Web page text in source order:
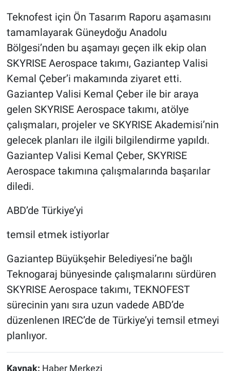
Teknofest için Ön Tasarım Raporu aşamasını
tamamlayarak Güneydoğu Anadolu
Bölgesi’nden bu aşamayı geçen ilk ekip olan
SKYRISE Aerospace takımı, Gaziantep Valisi
Kemal Çeber’i makamında ziyaret etti.
Gaziantep Valisi Kemal Çeber ile bir araya
gelen SKYRISE Aerospace takımı, atölye
çalışmaları, projeler ve SKYRISE Akademisi’nin
gelecek planları ile ilgili bilgilendirme yapıldı.
Gaziantep Valisi Kemal Çeber, SKYRISE
Aerospace takımına çalışmalarında başarılar
diledi.
ABD’de Türkiye’yi
temsil etmek istiyorlar
Gaziantep Büyükşehir Belediyesi’ne bağlı
Teknogaraj bünyesinde çalışmalarını sürdüren
SKYRISE Aerospace takımı, TEKNOFEST
sürecinin yanı sıra uzun vadede ABD’de
düzenlenen IREC’de de Türkiye’yi temsil etmeyi
planlıyor.
Kaynak: Haber Merkezi